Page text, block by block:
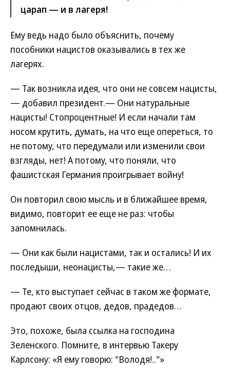
царап — и в лагеря!
Ему ведь надо было объяснить, почему
пособники нацистов оказывались в тех же
лагерях.
— Так возникла идея, что они не совсем нацисты,
— добавил президент.— Они натуральные
нацисты! Стопроцентные! И если начали там
носом крутить, думать, на что еще опереться, то
не потому, что передумали или изменили свои
взгляды, нет! А потому, что поняли, что
фашистская Германия проигрывает войну!
Он повторил свою мысль и в ближайшее время,
видимо, повторит ее еще не раз: чтобы
запомнилась.
— Они как были нацистами, так и остались! И их
последыши, неонацисты,— такие же…
— Те, кто выступает сейчас в таком же формате,
продают своих отцов, дедов, прадедов…
Это, похоже, была ссылка на господина
Зеленского. Помните, в интервью Такеру
Карлсону: «Я ему говорю: "Володя!.."»